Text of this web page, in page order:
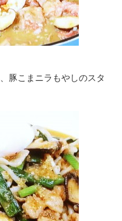
豚こまニラもやしのスタ